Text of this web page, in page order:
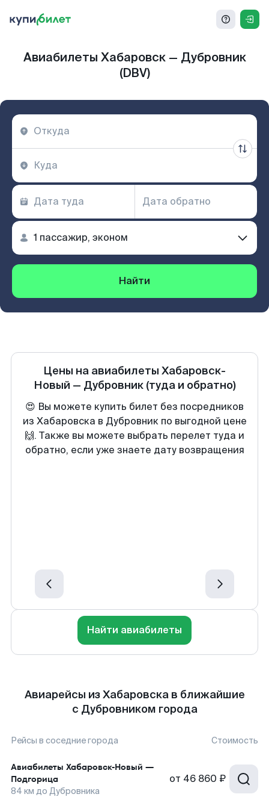
Авиабилеты Хабаровск — Дубровник
(DBV)
Найти
Цены на авиабилеты Хабаровск-
Новый — Дубровник (туда и обратно)
😍 Вы можете купить билет без посредников
из Хабаровска в Дубровник по выгодной цене
🙌. Также вы можете выбрать перелет туда и
обратно, если уже знаете дату возвращения
Найти авиабилеты
Авиарейсы из Хабаровска в ближайшие
с Дубровником города
Рейсы в соседние города Стоимость
Авиабилеты Хабаровск-Новый —
Подгорица
84 км до Дубровника
от 46 860 ₽